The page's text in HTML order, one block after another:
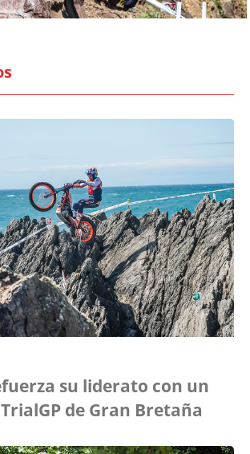
su liderato con un
de Gran Bretaña